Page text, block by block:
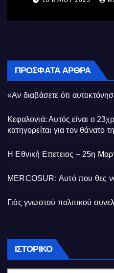
ΠΡΌΣΦΑΤΑ ΆΡΘΡΑ
«Αν διαβάσετε ότι
Κεφαλονιά: Αυτός είναι ο
κατηγορείται για τον θάνατο
Η Εθνική Επετειος – 25η
MERCOSUR: Αυτό που θες
Γιός γνωστού πολιτικού
ΙΣΤΟΡΙΚΌ Ιστορικό